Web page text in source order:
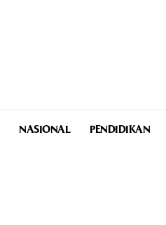
NASIONAL PENDIDIKAN